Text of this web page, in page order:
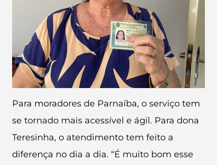
Para moradores de Parnaíba, o serviço tem
se tornado mais acessível e ágil. Para dona
Teresinha, o atendimento tem feito a
diferença no dia a dia. “É muito bom esse